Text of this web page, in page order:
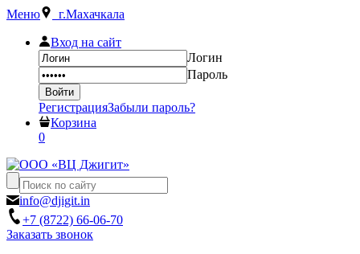
Меню г.Махачкала
Вход на сайт
Логин
Пароль
РегистрацияЗабыли пароль?
Корзина
0
info@djigit.in
+7 (8722) 66-06-70
Заказать звонок